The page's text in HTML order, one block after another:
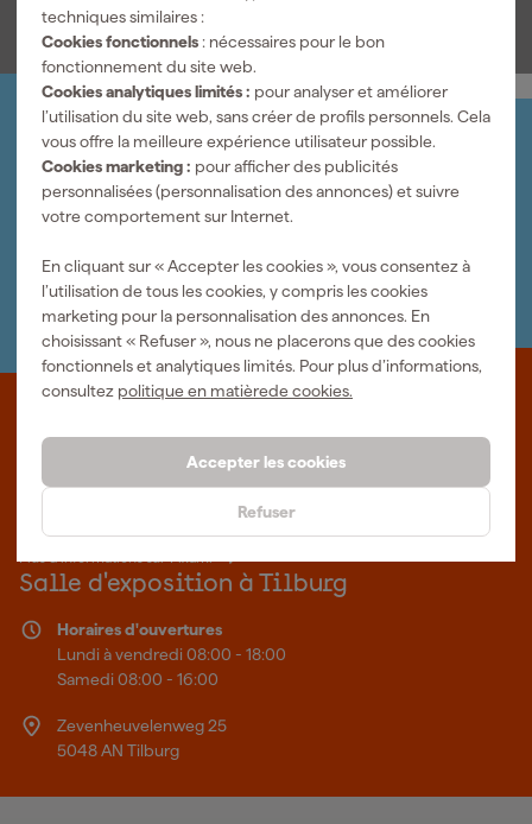
techniques similaires :
Cookies fonctionnels : nécessaires pour le bon
fonctionnement du site web.
Cookies analytiques limités : pour analyser et améliorer
l’utilisation du site web, sans créer de profils personnels. Cela
vous offre la meilleure expérience utilisateur possible.
Cookies marketing : pour afficher des publicités
personnalisées (personnalisation des annonces) et suivre
votre comportement sur Internet.
En cliquant sur « Accepter les cookies », vous consentez à
l’utilisation de tous les cookies, y compris les cookies
marketing pour la personnalisation des annonces. En
choisissant « Refuser », nous ne placerons que des cookies
fonctionnels et analytiques limités. Pour plus d’informations,
consultez politique en matièrede cookies.
Accepter les cookies
Refuser
Organisez-le vous-même
Connectez-vous et gérez vos commandes et vos
factures.
Bulletin
Nous sommes heureux de vous aider
Nous nous ferons un plaisir de vous aider. Contactez l'un
de nos spécialistes.
Des outils professionnels et des conseils personnalisés : nous
sommes le spécialiste en ligne, quel que soit votre projet. Fixami
Salle d'exposition à Tilburg
Horaires d'ouvertures
Lundi à vendredi 08:00 - 18:00
Samedi 08:00 - 16:00
Zevenheuvelenweg 25
5048 AN Tilburg